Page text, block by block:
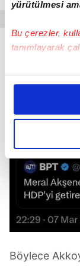
yürütülmesi
Bu çerezler,
tanımlayarak
Bu çerezlere
daha iyi reklam
amacımızın
olduğunu ve
elimizden
reklamların
kalemimiz
Her halükârda,
takdirde,
Sizlere daha iyi
Böylece